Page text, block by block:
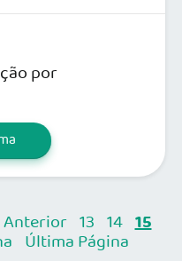
por
Anterior 13 14 15
Última Página